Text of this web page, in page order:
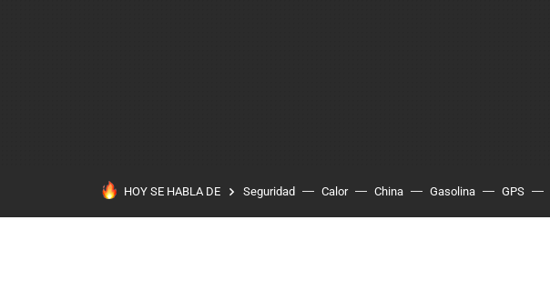
HOY SE HABLA DE Seguridad Calor China Gasolina GPS